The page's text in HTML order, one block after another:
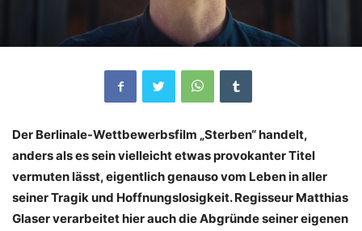
Der Berlinale-Wettbewerbsfilm „Sterben“ handelt,
anders als es sein vielleicht etwas provokanter Titel
vermuten lässt, eigentlich genauso vom Leben in aller
seiner Tragik und Hoffnungslosigkeit. Regisseur Matthias
Glaser verarbeitet hier auch die Abgründe seiner eigenen